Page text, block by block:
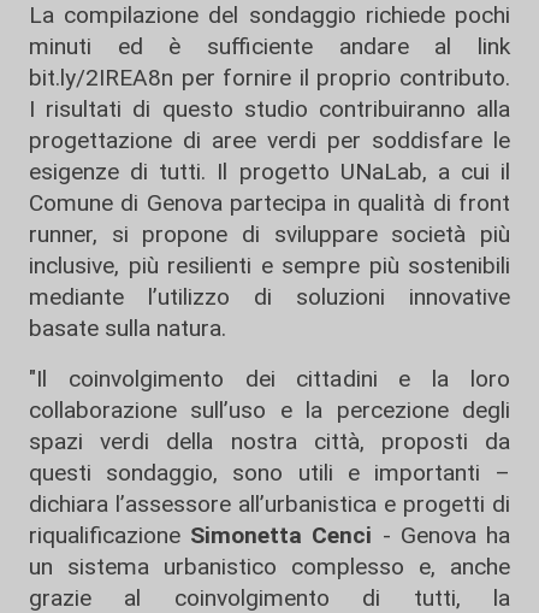
La compilazione del sondaggio richiede pochi
minuti ed è sufficiente andare al link
bit.ly/2IREA8n per fornire il proprio contributo.
I risultati di questo studio contribuiranno alla
progettazione di aree verdi per soddisfare le
esigenze di tutti. Il progetto UNaLab, a cui il
Comune di Genova partecipa in qualità di front
runner, si propone di sviluppare società più
inclusive, più resilienti e sempre più sostenibili
mediante l’utilizzo di soluzioni innovative
basate sulla natura.
"Il coinvolgimento dei cittadini e la loro
collaborazione sull’uso e la percezione degli
spazi verdi della nostra città, proposti da
questi sondaggio, sono utili e importanti –
dichiara l’assessore all’urbanistica e progetti di
riqualificazione Simonetta Cenci - Genova ha
un sistema urbanistico complesso e, anche
grazie al coinvolgimento di tutti, la